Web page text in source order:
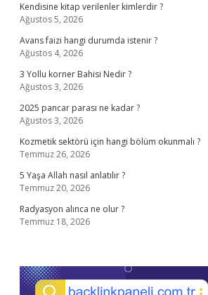
Kendisine kitap verilenler kimlerdir ?
Ağustos 5, 2026
Avans faizi hangi durumda istenir ?
Ağustos 4, 2026
3 Yollu korner Bahisi Nedir ?
Ağustos 3, 2026
2025 pancar parası ne kadar ?
Ağustos 3, 2026
Kozmetik sektörü için hangi bölüm okunmalı ?
Temmuz 26, 2026
5 Yaşa Allah nasıl anlatılır ?
Temmuz 20, 2026
Radyasyon alınca ne olur ?
Temmuz 18, 2026